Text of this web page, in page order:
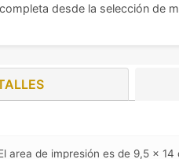
desde la selección de
area de impresión es de 9,5 x